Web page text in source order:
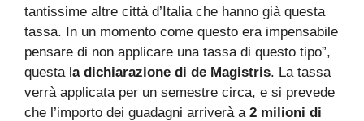
tantissime altre città d’Italia che hanno già questa
tassa. In un momento come questo era impensabile
pensare di non applicare una tassa di questo tipo”,
questa la dichiarazione di de Magistris. La tassa
verrà applicata per un semestre circa, e si prevede
che l’importo dei guadagni arriverà a 2 milioni di